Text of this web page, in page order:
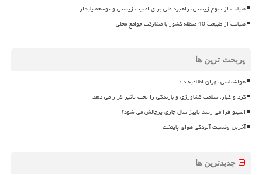
صیانت از تنوع زیستی، راهبرد ملی برای امنیت زیستی و توسعه پایدار
صیانت از طبیعت 40 منطقه کشور با مشارکت جوامع محلی
پربحث ترین ها
هواشناسی تهران اطلاعیه داد
گرد و غبار، سلامت کشاورزی و بارندگی را تحت تأثیر قرار می دهد
النینو فرا می رسد پاییز سال جاری پرچالش می شود؟
آخرین وضعیت آلودگی هوای پایتخت
جدیدترین ها